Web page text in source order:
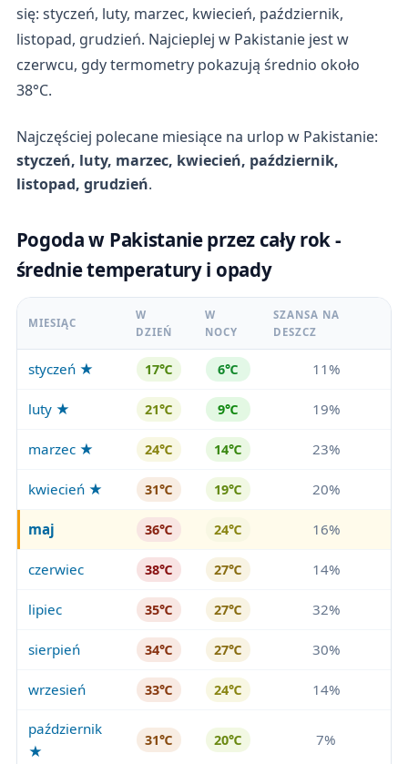
się: styczeń, luty, marzec, kwiecień, październik,
listopad, grudzień. Najcieplej w Pakistanie jest w
czerwcu, gdy termometry pokazują średnio około
38°C.
Najczęściej polecane miesiące na urlop w Pakistanie:
styczeń, luty, marzec, kwiecień, październik,
listopad, grudzień.
Pogoda w Pakistanie przez cały rok -
średnie temperatury i opady
MIESIĄC
W
DZIEŃ
W
NOCY
SZANSA NA
DESZCZ
styczeń ★ 17℃ 6℃ 11%
luty ★ 21℃ 9℃ 19%
marzec ★ 24℃ 14℃ 23%
kwiecień ★ 31℃ 19℃ 20%
maj 36℃ 24℃ 16%
czerwiec 38℃ 27℃ 14%
lipiec 35℃ 27℃ 32%
sierpień 34℃ 27℃ 30%
wrzesień 33℃ 24℃ 14%
październik
★
31℃ 20℃ 7%